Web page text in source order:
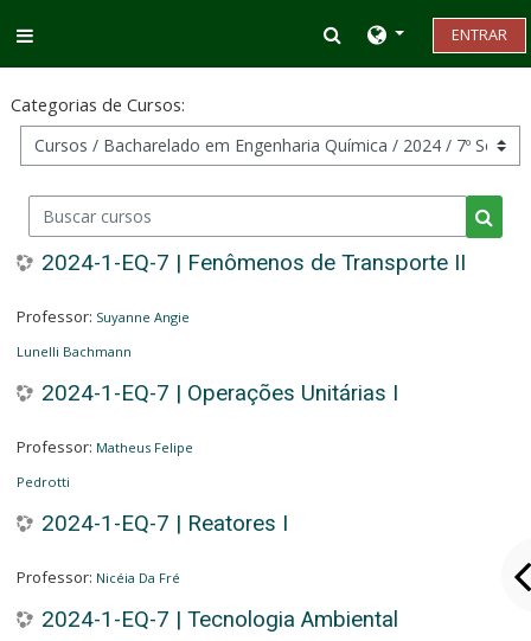
Alternar entrada
ENTRAR
Categorias de Cursos:
Buscar cursos
2024-1-EQ-7 | Fenômenos de Transporte II
Professor: Suyanne Angie
Lunelli Bachmann
2024-1-EQ-7 | Operações Unitárias I
Professor: Matheus Felipe
Pedrotti
2024-1-EQ-7 | Reatores I
Professor: Nicéia Da Fré
2024-1-EQ-7 | Tecnologia Ambiental